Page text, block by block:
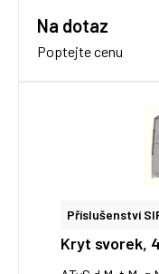
Na dotaz
Poptejte cenu
Příslušenství
Kryt svorek,